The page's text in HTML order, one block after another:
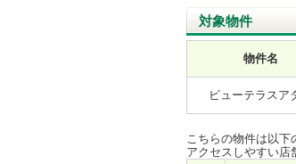
対象物件
物件名
ビューテラスア
こちらの物件は以下
アクセスしやすい店